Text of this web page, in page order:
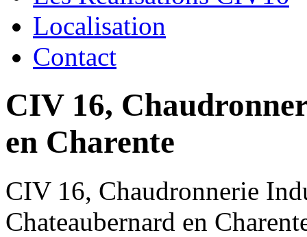
Localisation
Contact
CIV 16,
en Charente
CIV 16, Chaudronnerie
Chateaubernard en